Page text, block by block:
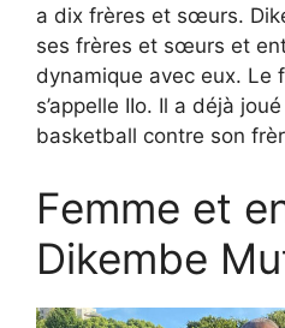
a dix frères et sœurs.
ses frères et sœurs et
dynamique avec eux. Le
s’appelle IIo. Il a déjà
basketball contre son
Femme et
Dikembe